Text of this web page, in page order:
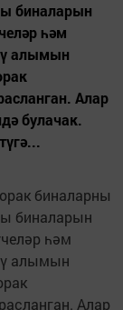
биналарын
һәм
алымын
Алар
булачак.
биналарны
биналарын
һәм
алымын
Алар